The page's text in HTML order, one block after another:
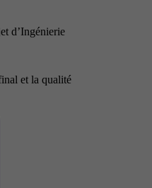
d’Ingénierie
et la qualité